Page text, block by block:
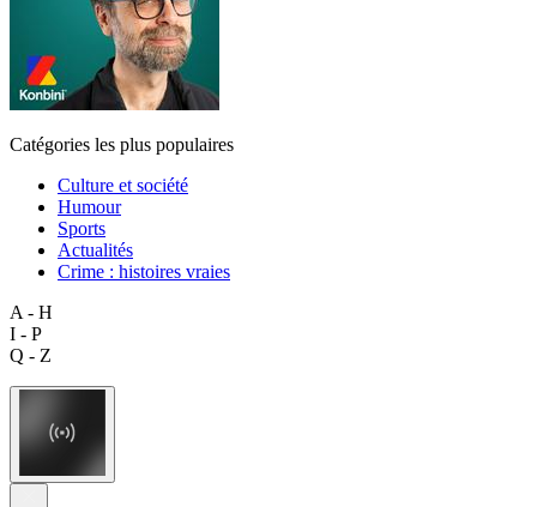
Catégories les plus populaires
Culture et société
Humour
Sports
Actualités
Crime : histoires vraies
A - H
I - P
Q - Z